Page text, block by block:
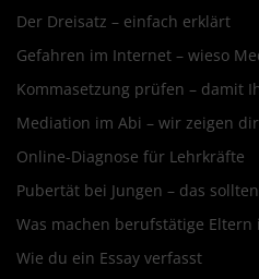
Der Dreisatz – einfach erklärt
Gefahren im Internet – wieso
Kommasetzung prüfen – damit
Mediation im Abi – wir zeigen
Online-Diagnose für Lehrkräfte
Pubertät bei Jungen – das
Was machen berufstätige
Wie du ein Essay verfasst